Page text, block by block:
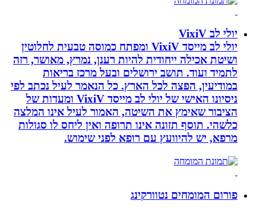
יולי לב VixiV
יולי לב מייסד VixiV ומפתח כמוסה טבעית לחלוטין
ושיטת אכילה ייחודית להיות רענן, נמרץ, מאושר, רזה
לתמיד ועוד. תושב ירושלים ובעל מרכז בריאות
במודיעין, הפצה לכל הארץ. כל הנאמר לעיל נכתב לפי
ניסיונו האישי של יולי לב מייסד VixiV ומעדות של
הציבור שאימץ את השיטה, האמור לעיל אינו המלצה
כלשהי. תוסף תזונה אינו תרופה ואין ליחס לו סגולות
מרפא, יש להיוועץ עם רופא לפני שימוש.
פורום המומחים נטוורקינג